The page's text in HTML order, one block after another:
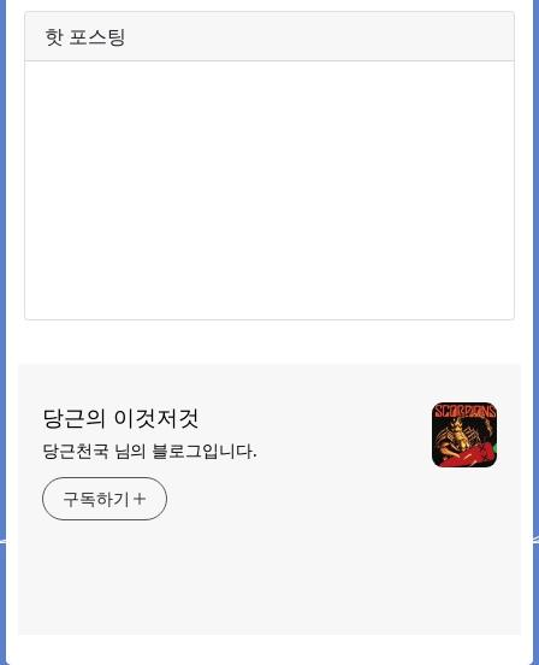
핫 포스팅
당근의 이것저것
당근천국 님의 블로그입니다.
구독하기